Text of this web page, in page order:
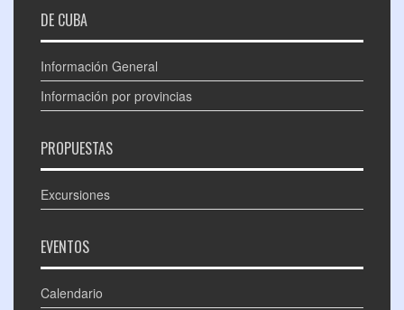
DE CUBA
Información General
Información por provincias
PROPUESTAS
Excursiones
EVENTOS
Calendario